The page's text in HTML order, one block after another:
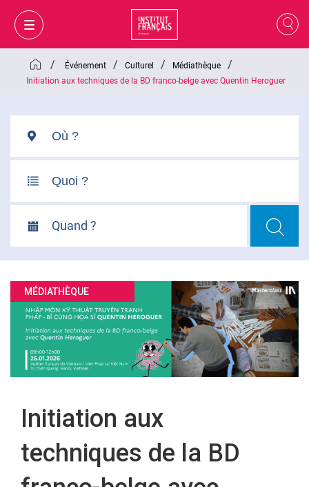
MON PANIER CONNEXION
FR
VI
FR
/ Événement / Culturel / Médiathèque /
Initiation aux techniques de la BD franco-belge avec Quentin Heroguer
Quand ?
MÉDIATHÈQUE
Initiation aux
techniques de la BD